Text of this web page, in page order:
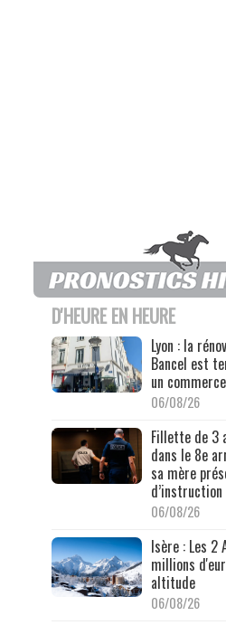
D'HEURE EN HEURE
Lyon : la
Bancel est
un
06/08/26
Fillette de 3
dans le 8e
sa mère
d’instruction
06/08/26
Isère : Les 2
millions
altitude
06/08/26